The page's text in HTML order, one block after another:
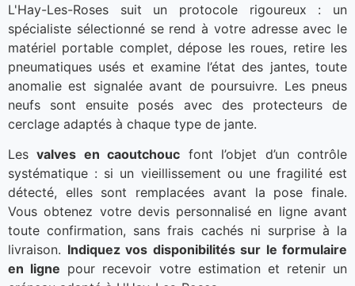
L'Hay-Les-Roses suit un protocole rigoureux : un
spécialiste sélectionné se rend à votre adresse avec le
matériel portable complet, dépose les roues, retire les
pneumatiques usés et examine l’état des jantes, toute
anomalie est signalée avant de poursuivre. Les pneus
neufs sont ensuite posés avec des protecteurs de
cerclage adaptés à chaque type de jante.
Lesvalves en caoutchouc font l’objet d’un contrôle
systématique : si un vieillissement ou une fragilité est
détecté, elles sont remplacées avant la pose finale.
Vous obtenez votre devis personnalisé en ligne avant
toute confirmation, sans frais cachés ni surprise à la
livraison. Indiquez vos disponibilités sur le formulaire
en ligne pour recevoir votre estimation et retenir un